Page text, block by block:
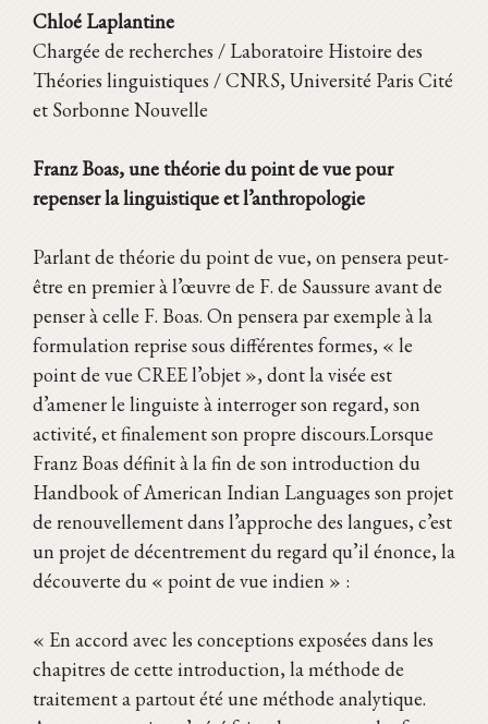
Chloé Laplantine
Chargée de recherches / Laboratoire Histoire des
Théories linguistiques / CNRS, Université Paris Cité
et Sorbonne Nouvelle
Franz Boas, une théorie du point de vue pour
repenser la linguistique et l’anthropologie
Parlant de théorie du point de vue, on pensera peut-
être en premier à l’œuvre de F. de Saussure avant de
penser à celle F. Boas. On pensera par exemple à la
formulation reprise sous différentes formes, « le
point de vue CREE l’objet », dont la visée est
d’amener le linguiste à interroger son regard, son
activité, et finalement son propre discours.Lorsque
Franz Boas définit à la fin de son introduction du
Handbook of American Indian Languages son projet
de renouvellement dans l’approche des langues, c’est
un projet de décentrement du regard qu’il énonce, la
découverte du « point de vue indien » :
« En accord avec les conceptions exposées dans les
chapitres de cette introduction, la méthode de
traitement a partout été une méthode analytique.